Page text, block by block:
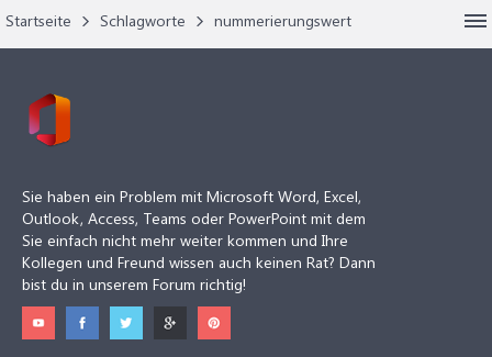
Startseite Schlagworte nummerierungswert
Sie haben ein Problem mit Microsoft Word, Excel,
Outlook, Access, Teams oder PowerPoint mit dem
Sie einfach nicht mehr weiter kommen und Ihre
Kollegen und Freund wissen auch keinen Rat? Dann
bist du in unserem Forum richtig!